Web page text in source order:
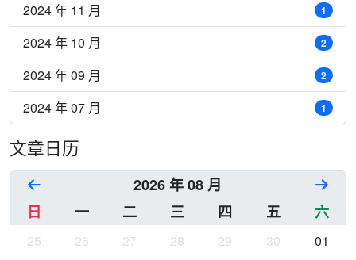
2024 年 11 月 1
2024 年 10 月 2
2024 年 09 月 2
2024 年 07 月 1
文章日历
2026 年 08 月
日
一 二 三 四 五 六
25 26 27 28 29 30
01